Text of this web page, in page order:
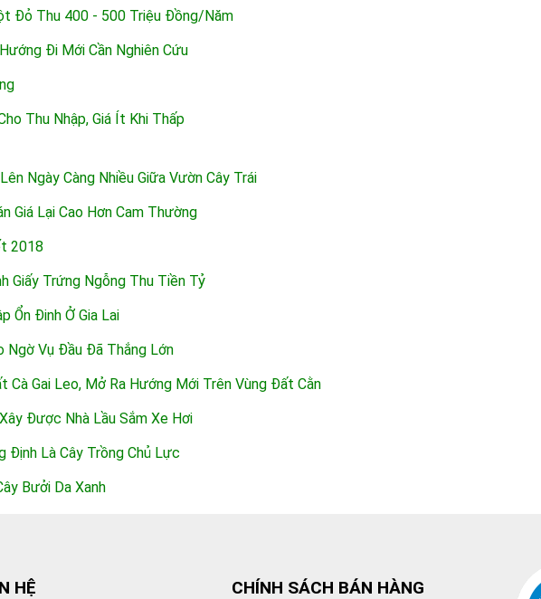
Đỏ Thu 400 - 500 Triệu Đồng/năm
Đi Mới Cần Nghiên Cứu
Thu Nhập, Giá Ít Khi Thấp
Ngày Càng Nhiều Giữa Vườn Cây Trái
Giá Lại Cao Hơn Cam Thường
2018
Giấy Trứng Ngỗng Thu Tiền Tỷ
Ổn Đinh Ở Gia Lai
Ngờ Vụ Đầu Đã Thắng Lớn
Cà Gai Leo, Mở Ra Hướng Mới Trên Vùng Đất Cằn
Được Nhà Lầu Sắm Xe Hơi
Định Là Cây Trồng Chủ Lực
Bưởi Da Xanh
HỆ CHÍNH SÁCH BÁN HÀNG